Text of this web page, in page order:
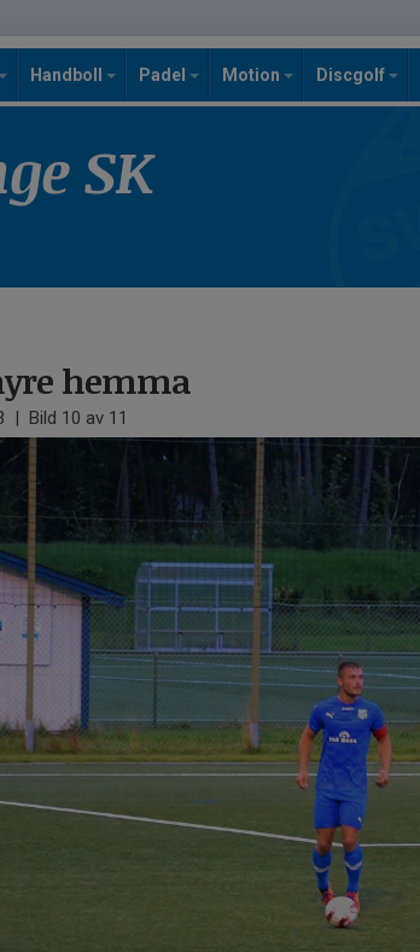
Handboll Padel Motion Discgolf
SK
hemma
| Bild 10 av 11